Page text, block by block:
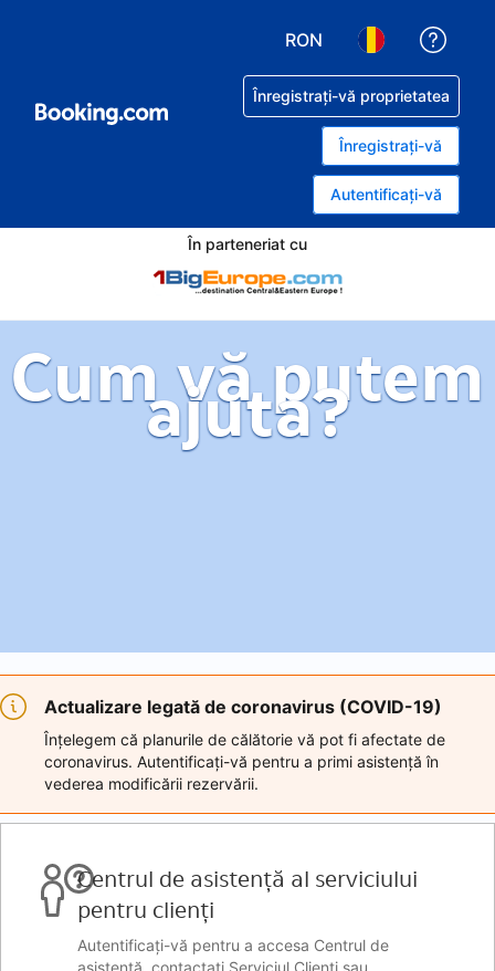
RON
Înregistrați-vă proprietatea
Înregistrați-vă
Autentificați-vă
În parteneriat cu
Cum vă putem
ajuta?
Actualizare legată de coronavirus (COVID-19)
Înțelegem că planurile de călătorie vă pot fi afectate de
coronavirus. Autentificați-vă pentru a primi asistență în
vederea modificării rezervării.
Centrul de asistență al serviciului
pentru clienți
Autentificați-vă pentru a accesa Centrul de
asistență, contactați Serviciul Clienți sau